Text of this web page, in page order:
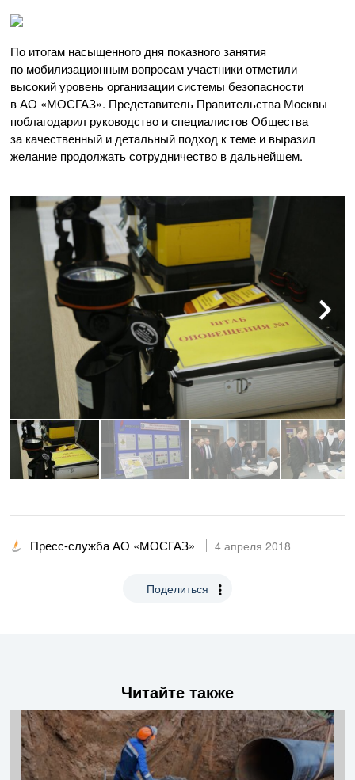
По итогам насыщенного дня показного занятия
по мобилизационным вопросам участники отметили
высокий уровень организации системы безопасности
вАО «МОСГАЗ». Представитель Правительства Москвы
поблагодарил руководство и специалистов Общества
за качественный и детальный подход к теме и выразил
желание продолжать сотрудничество в дальнейшем.
Пресс-служба АО «МОСГАЗ» 4 апреля 2018
Поделиться
Читайте также